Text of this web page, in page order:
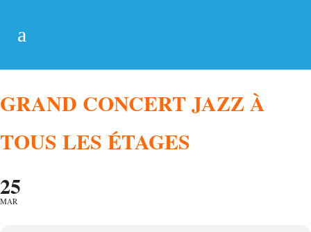
GRAND CONCERT JAZZ À
TOUS LES ÉTAGES
25
MAR